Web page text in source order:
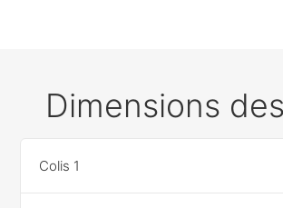
Dimensions
Colis 1